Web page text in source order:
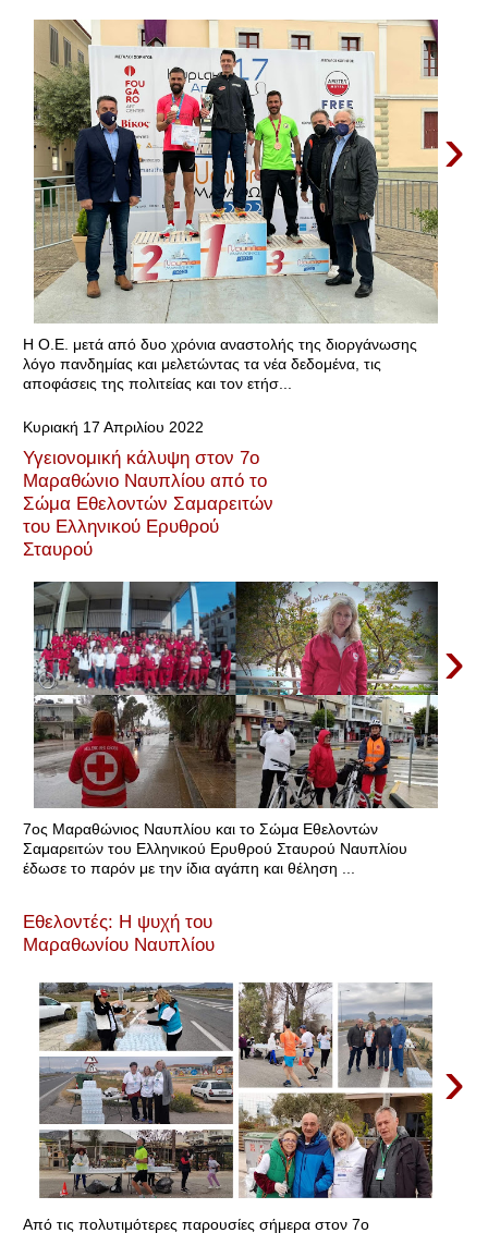
›
Η Ο.Ε. μετά από δυο χρόνια αναστολής της διοργάνωσης
λόγο πανδημίας και μελετώντας τα νέα δεδομένα, τις
αποφάσεις της πολιτείας και τον ετήσ...
Κυριακή 17 Απριλίου 2022
Υγειονομική κάλυψη στον 7ο
Μαραθώνιο Ναυπλίου από το
Σώμα Εθελοντών Σαμαρειτών
του Ελληνικού Ερυθρού
Σταυρού
›
7ος Μαραθώνιος Ναυπλίου και το Σώμα Εθελοντών
Σαμαρειτών του Ελληνικού Ερυθρού Σταυρού Ναυπλίου
έδωσε το παρόν με την ίδια αγάπη και θέληση ...
Εθελοντές: Η ψυχή του
Μαραθωνίου Ναυπλίου
›
Από τις πολυτιμότερες παρουσίες σήμερα στον 7ο